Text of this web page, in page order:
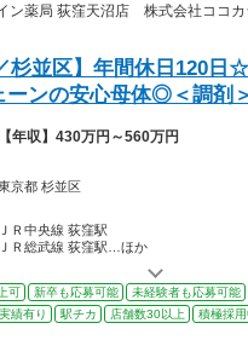
ン薬局 荻窪天沼店 株式会社ココ
杉並区】年間休日120日
ーンの安心母体◎＜調剤
【年収】430万円～560万円
京都 杉並区
ＪＲ中央線 荻窪駅
ＪＲ総武線 荻窪駅…ほか
可 新卒も応募可能 未経験者も応募可能
績有り
駅チカ 店舗数30以上 積極採用